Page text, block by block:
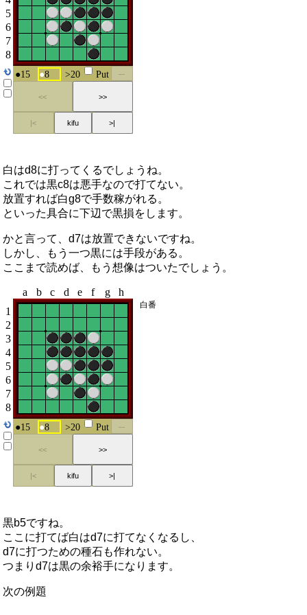
白はd8に打ってくるでしょうね。
これでは黒c8は悪手なので打てない。
放置すれば白g8で手数稼がれる。
といった具合に下辺で黒損をします。
かと言って、d7は放置できないですね。
しかし、もう一つ黒には手段がある。
ここまで読めば、もう想像はついたでしょう。
黒b5ですね。
ここに打てば白はd7に打てなくなるし、
d7に打つための種石も作れない。
つまりd7は黒の余裕手になります。
次の例題